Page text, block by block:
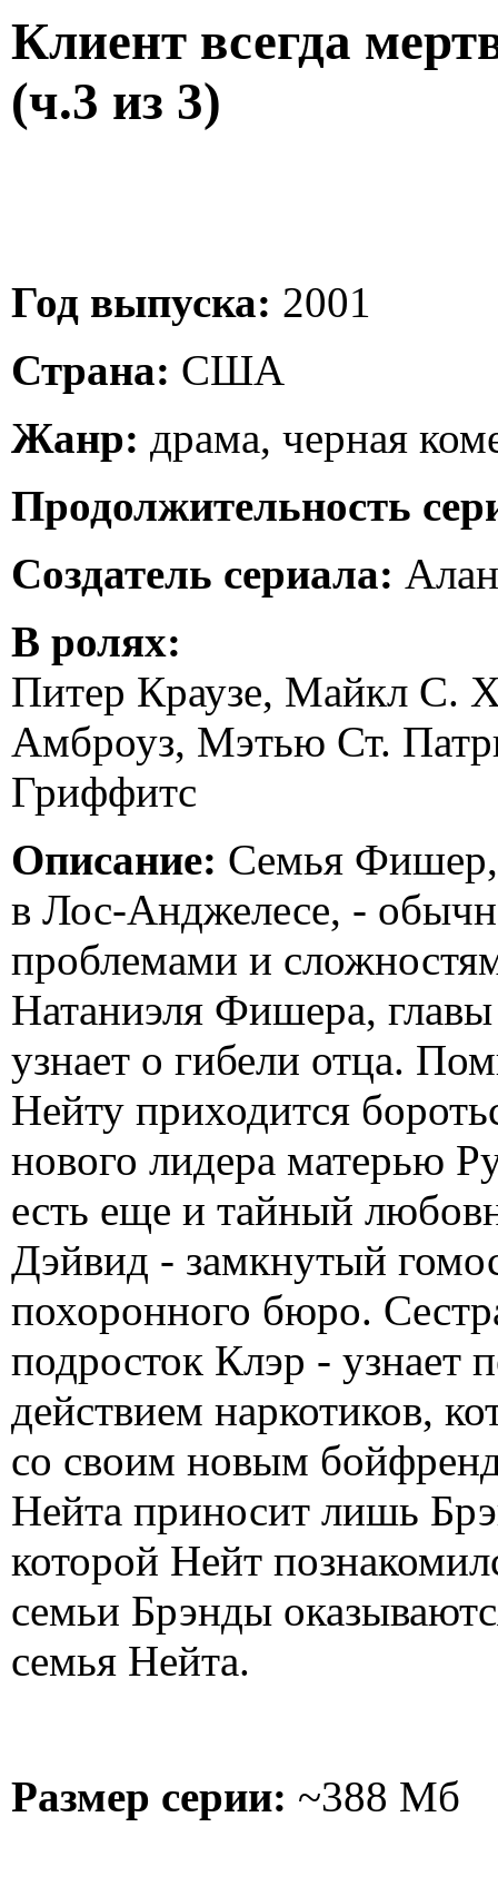
Клиент всегда
(ч.3 из 3)
Год выпуска: 2001
Страна: США
Жанр: драма, черная
Продолжительность
Создатель сериала:
В ролях:
Питер Краузе, Майкл С.
Амброуз, Мэтью Ст.
Гриффитс
Описание: Семья
в Лос-Анджелесе, -
проблемами и
Натаниэля Фишера,
узнает о гибели отца.
Нейту приходится
нового лидера матерью
есть еще и тайный
Дэйвид - замкнутый
похоронного бюро.
подросток Клэр - узнает
действием наркотиков,
со своим новым
Нейта приносит лишь
которой Нейт
семьи Брэнды
семья Нейта.
Размер серии: ~388 Мб